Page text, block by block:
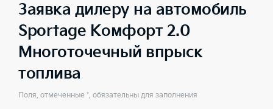
Заявка дилеру на автомобиль
Sportage Комфорт 2.0
Многоточечный впрыск
топлива
Поля, отмеченные *, обязательны для заполнения